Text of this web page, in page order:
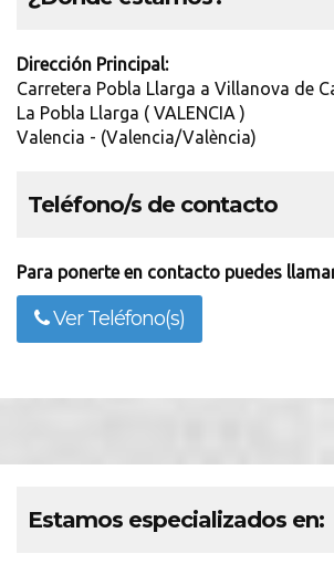
Dirección Principal:
Carretera Pobla Llarga a Villanova de
La Pobla Llarga ( VALENCIA )
Valencia - (Valencia/València)
Teléfono/s de contacto
Para ponerte en contacto puedes
Ver Teléfono(s)
Estamos especializados en: